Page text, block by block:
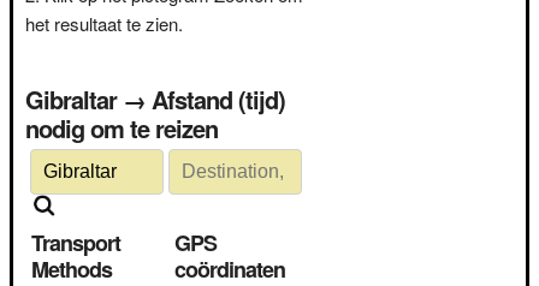
het resultaat te zien.
Gibraltar → Afstand (tijd)
nodig om te reizen
Transport
Methods
GPS
coördinaten